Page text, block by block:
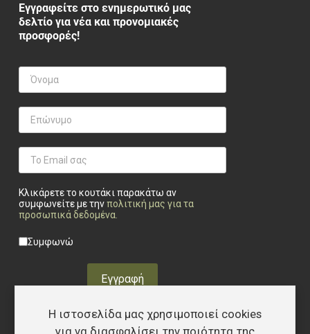
Εγγραφείτε στο ενημερωτικό μας
δελτίο για νέα και προνομιακές
προσφορές!
Κλικάρετε το κουτάκι παρακάτω αν
συμφωνείτε με τηνπολιτική μας για τα
προσωπικά δεδομένα.
Privacy checkbox
Συμφωνώ
Εγγραφή
Η ιστοσελίδα μας χρησιμοποιεί cookies
για να διασφαλίσει την ποιότητα της